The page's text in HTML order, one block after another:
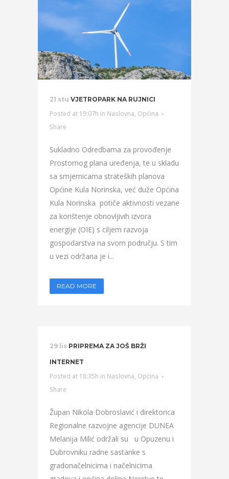
21 stu VJETROPARK NA RUJNICI
Posted at 19:07h in Naslovna, Općina
Share
Sukladno Odredbama za provođenje
Prostornog plana uređenja, te u skladu
sa smjernicama strateških planova
Općine Kula Norinska, već duže Općina
Kula Norinska potiče aktivnosti vezane
za korištenje obnovljivih izvora
energije (OIE) s ciljem razvoja
gospodarstva na svom području. S tim
u vezi održana je i...
READ MORE
29 lis PRIPREMA ZA JOŠ BRŽI
INTERNET
Posted at 18:35h in Naslovna, Općina
Share
Župan Nikola Dobroslavić i direktorica
Regionalne razvojne agencije DUNEA
Melanija Milić održali su u Opuzenu i
Dubrovniku radne sastanke s
gradonačelnicima i načelnicima